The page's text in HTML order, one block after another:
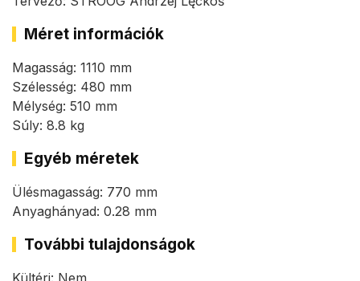
Méret információk
Magasság: 1110 mm
Szélesség: 480 mm
Mélység: 510 mm
Súly: 8.8 kg
Egyéb méretek
Ülésmagasság: 770 mm
Anyaghányad: 0.28 mm
További tulajdonságok